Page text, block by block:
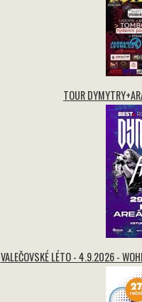
TOUR
VALEČOVSKÉ LÉTO - 4.9.2026 -